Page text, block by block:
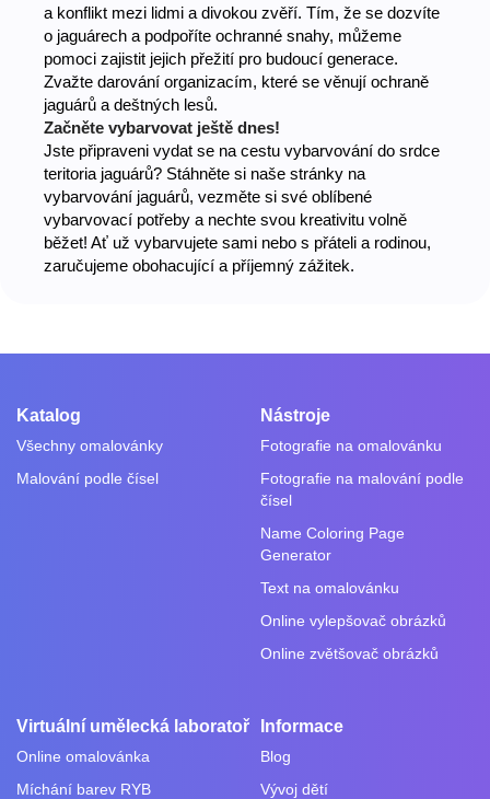
a konflikt mezi lidmi a divokou zvěří. Tím, že se dozvíte
o jaguárech a podpoříte ochranné snahy, můžeme
pomoci zajistit jejich přežití pro budoucí generace.
Zvažte darování organizacím, které se věnují ochraně
jaguárů a deštných lesů.
Začněte vybarvovat ještě dnes!
Jste připraveni vydat se na cestu vybarvování do srdce
teritoria jaguárů? Stáhněte si naše stránky na
vybarvování jaguárů, vezměte si své oblíbené
vybarvovací potřeby a nechte svou kreativitu volně
běžet! Ať už vybarvujete sami nebo s přáteli a rodinou,
zaručujeme obohacující a příjemný zážitek.
Katalog
Všechny omalovánky
Malování podle čísel
Nástroje
Fotografie na omalovánku
Fotografie na malování podle
čísel
Name Coloring Page
Generator
Text na omalovánku
Online vylepšovač obrázků
Online zvětšovač obrázků
Virtuální umělecká laboratoř
Online omalovánka
Míchání barev RYB
Informace
Blog
Vývoj dětí